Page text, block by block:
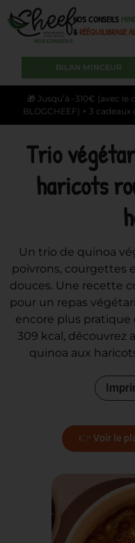
NOS CONSEILS
&RÉÉQUILIBRAGE
BILAN MINCEUR
🎁 Jusqu’à -310€ (avec le
BLOGCHEEF) + 3 cadeaux
Trio
haricots
Un trio de quinoa
poivrons, courgettes
douces. Une recette
pour un repas
encore plus
309 kcal, découvrez
quinoa aux
👉 Voir le